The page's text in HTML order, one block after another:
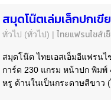
สมุดโน๊ตเล่มเล็กปกเขี
ทั่วไป (ทั่วไป) | ไทยแฟรนไชส์เ
สมุดโน๊ต ไทยเอสเอ็มอีแฟรน
การ์ด 230 แกรม หน้าปก พิมพ์
หรู ด้านในเป็นกระดาษสีขาว